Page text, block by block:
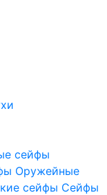
сейфы
Оружейные
сейфы Сейфы